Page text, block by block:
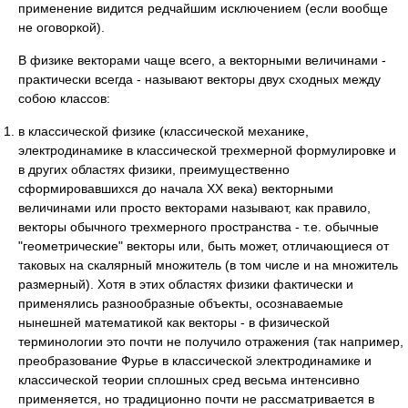
применение видится редчайшим исключением (если вообще
не оговоркой).
В физике векторами чаще всего, а векторными величинами -
практически всегда - называют векторы двух сходных между
собою классов:
в классической физике (классической механике,
электродинамике в классической трехмерной формулировке и
в других областях физики, преимущественно
сформировавшихся до начала ХХ века) векторными
величинами или просто векторами называют, как правило,
векторы обычного трехмерного пространства - т.е. обычные
"геометрические" векторы или, быть может, отличающиеся от
таковых на скалярный множитель (в том числе и на множитель
размерный). Хотя в этих областях физики фактически и
применялись разнообразные объекты, осознаваемые
нынешней математикой как векторы - в физической
терминологии это почти не получило отражения (так например,
преобразование Фурье в классической электродинамике и
классической теории сплошных сред весьма интенсивно
применяется, но традиционно почти не рассматривается в